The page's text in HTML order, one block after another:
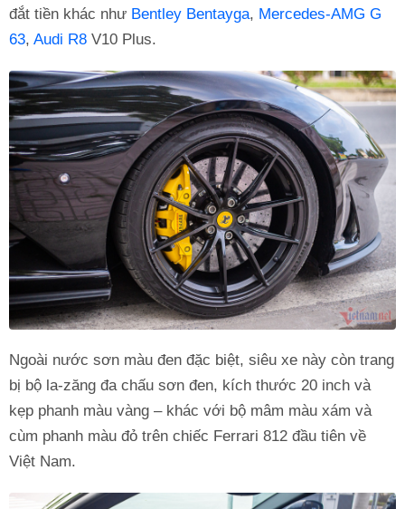
đắt tiền khác như Bentley Bentayga, Mercedes-AMG G
63, Audi R8 V10 Plus.
Ngoài nước sơn màu đen đặc biệt, siêu xe này còn trang
bị bộ la-zăng đa chấu sơn đen, kích thước 20 inch và
kẹp phanh màu vàng – khác với bộ mâm màu xám và
cùm phanh màu đỏ trên chiếc Ferrari 812 đầu tiên về
Việt Nam.